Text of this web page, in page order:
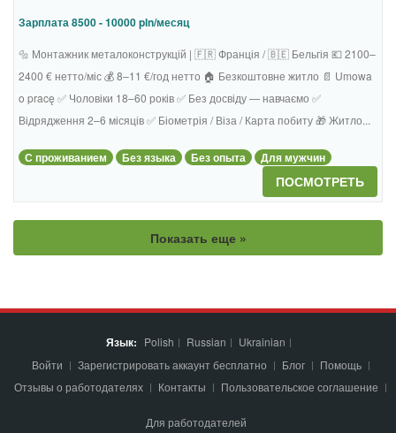
Зарплата 8500 - 10000 pln/месяц
🔩 Монтажник металоконструкцій | 🇫🇷 Франція / 🇧🇪 Бельгія 💶 2100–
2400 € нетто/міс 💰 8–11 €/год нетто 🏠 Безкоштовне житло 📄 Umowa
o pracę ✅ Чоловіки 18–60 років ✅ Без досвіду — навчаємо ✅
Відрядження 2–6 місяців ✅ Біометрія / Віза / Карта побиту 🎁 Житло...
С проживанием Без языка Без опыта Для мужчин
ПОСМОТРЕТЬ
Показать еще »
Язык: Polish Russian
Ukrainian
Войти
Зарегистрировать аккаунт бесплатно Блог
Помощь
Отзывы о работодателях
Контакты Пользовательское соглашение
Для работодателей